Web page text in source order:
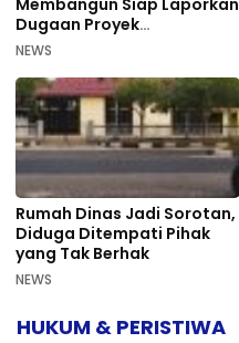
Dugaan Proyek
Bermasalah PUPR Kalteng
NEWS
Rumah Dinas Jadi Sorotan,
Diduga Ditempati Pihak
yang Tak Berhak
NEWS
HUKUM & PERISTIWA